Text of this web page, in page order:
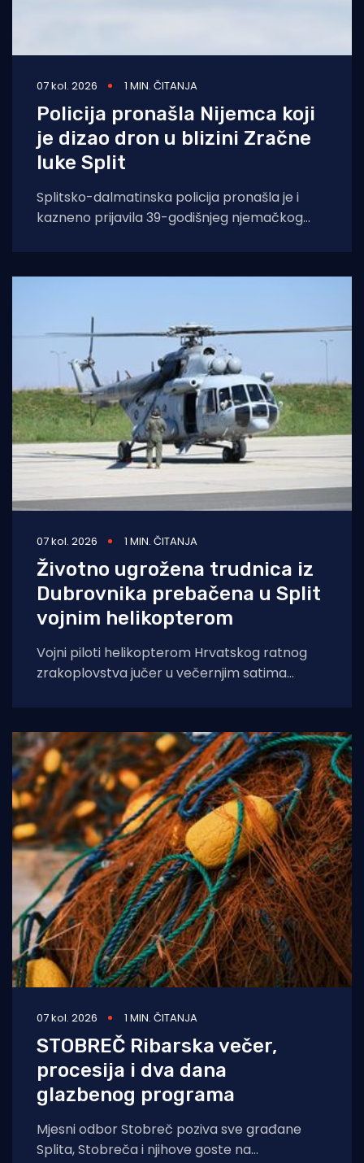
07 kol. 2026 1 MIN. ČITANJA
Policija pronašla Nijemca koji
je dizao dron u blizini Zračne
luke Split
Splitsko-dalmatinska policija pronašla je i
kazneno prijavila 39-godišnjeg njemačkog
07 kol. 2026 1 MIN. ČITANJA
Životno ugrožena trudnica iz
Dubrovnika prebačena u Split
vojnim helikopterom
Vojni piloti helikopterom Hrvatskog ratnog
zrakoplovstva jučer u večernjim satima
07 kol. 2026 1 MIN. ČITANJA
STOBREČ Ribarska večer,
procesija i dva dana
glazbenog programa
Mjesni odbor Stobreč poziva sve građane
Splita, Stobreča i njihove goste na